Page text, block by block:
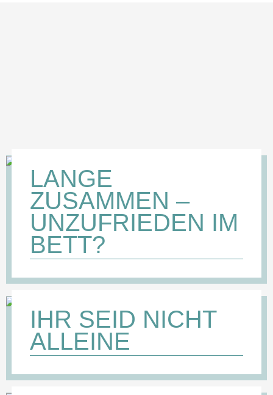
LANGE
ZUSAMMEN –
UNZUFRIEDEN IM
BETT?
IHR SEID NICHT
ALLEINE